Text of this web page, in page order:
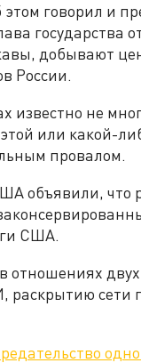
говорил и
государства
добывают
России.
известно не
или какой-
провалом.
объявили, что
США.
отношениях
раскрытию сети